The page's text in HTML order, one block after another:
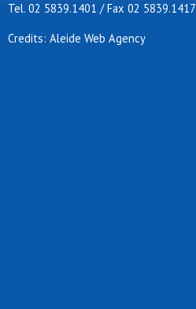
Tel. 02 5839.1401 / Fax 02 5839.1417
Credits: Aleide Web Agency